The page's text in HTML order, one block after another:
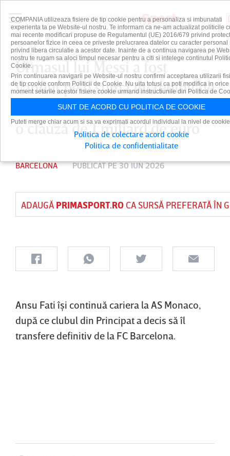
Urmaşul lui Messi a fost
vândut pe o sumă incredibil de
mică. Jucătorul a avut în trecut
o clauză de 1 miliard de euro
BARCELONA PUBLICAT PE 30 IUN 2026
ADAUGĂ PRIMASPORT.ROCA SURSĂ PREFERATĂ ÎN
Ansu Fati îşi continuă cariera la AS Monaco,
după ce clubul din Principat a decis să îl
transfere definitiv de la FC Barcelona.
COMPANIA utilizeaza fisiere de tip cookie pentru a personaliza si imbunatati
experienta ta pe Website-ul nostru. Te informam ca ne-am actualizat politicile
mai recente modificari propuse de Regulamentul (UE) 2016/679 privind
persoanelor fizice in ceea ce priveste prelucrarea datelor cu caracter personal
privind libera circulatie a acestor date. Inainte de a continua navigarea pe
nostru te rugam sa aloci timpul necesar pentru a citi si intelege continutul
Cookie.
Prin continuarea navigarii pe Website-ul nostru confirmi acceptarea utilizarii
de tip cookie conform Politicii de Cookie. Nu uita totusi ca poti modifica in orice
moment setarile acestor fisiere cookie urmand instructiunile din Politica de
SUNT DE ACORD CU POLITICA DE COOKIE
Puteti merge chiar acum si sa va exprimati acordul individual la nivel de
Politica de colectare acord cookie
Politica de confidentialitate